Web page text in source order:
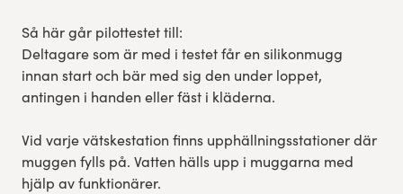
Så här går pilottestet till:
Deltagare som är med i testet får en silikonmugg
innan start och bär med sig den under loppet,
antingen i handen eller fäst i kläderna.
Vid varje vätskestation finns upphällningsstationer där
muggen fylls på. Vatten hälls upp i muggarna med
hjälp av funktionärer.